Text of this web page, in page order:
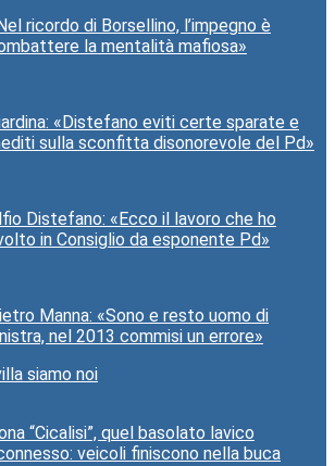
ricordo di Borsellino, l’impegno è
la mentalità mafiosa»
«Distefano eviti certe sparate e
sulla sconfitta disonorevole del Pd»
Distefano: «Ecco il lavoro che ho
in Consiglio da esponente Pd»
Manna: «Sono e resto uomo di
nel 2013 commisi un errore»
siamo noi
“Cicalisi”, quel basolato lavico
veicoli finiscono nella buca